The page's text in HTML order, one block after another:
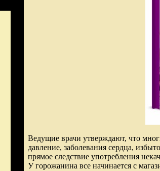
Ведущие врачи утверждают, что
давление, заболевания сердца,
прямое следствие употребления
У горожанина все начинается с